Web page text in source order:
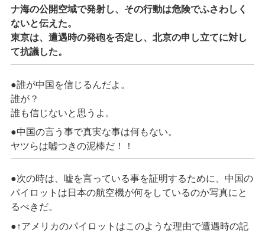
ナ海の公開空域で発射し、その行動は危険でふさわしく
ないと伝えた。
東京は、遭遇時の発砲を否定し、北京の申し立てに対し
て抗議した。
●誰が中国を信じるんだよ。
誰が？
誰も信じないと思うよ。
●中国の言う事で真実な事は何もない。
ヤツらは嘘つきの泥棒だ！！
●次の時は、嘘を言っている事を証明するために、中国の
パイロットは日本の航空機が何をしているのか写真にと
るべきだ。
●↑アメリカのパイロットはこのような理由で遭遇時の記